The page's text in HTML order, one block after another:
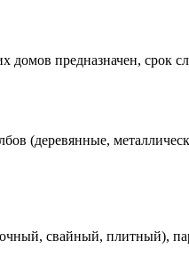
предназначен, срок
(деревянные,
свайный, плитный),